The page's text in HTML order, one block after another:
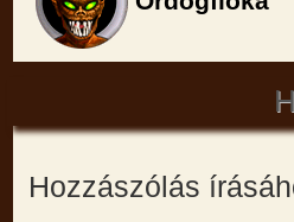
Hozzászólás